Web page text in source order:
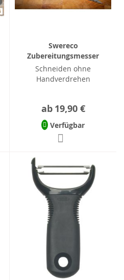
Swereco
Zubereitungsmesser
Schneiden ohne
Handverdrehen
ab 19,90 €
Verfügbar